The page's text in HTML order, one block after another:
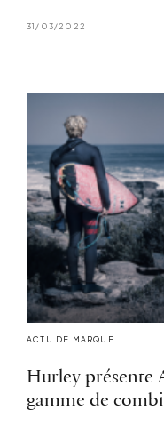
31/03/2022
ACTU DE MARQUE
Hurley présente
gamme de combi